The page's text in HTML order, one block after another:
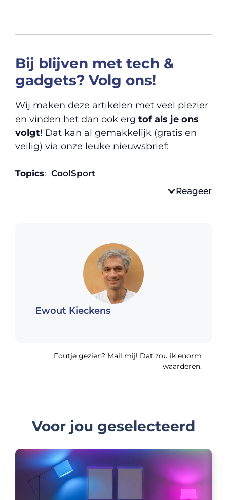
Bij blijven met tech &
gadgets? Volg ons!
Wij maken deze artikelen met veel plezier
en vinden het dan ook erg tof als je ons
volgt! Dat kan al gemakkelijk (gratis en
veilig) via onze leuke nieuwsbrief:
Topics: CoolSport
Reageer
Ewout Kieckens
Foutje gezien? Mail mij! Dat zou ik enorm
waarderen.
Voor jou geselecteerd